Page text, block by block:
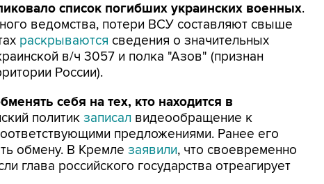
список погибших украинских военных.
ведомства, потери ВСУ составляют свыше
раскрываются сведения о значительных
в/ч 3057 и полка "Азов" (признан
России).
себя на тех, кто находится в
политик записал видеообращение к
предложениями. Ранее его
обмену. В Кремле заявили, что своевременно
глава российского государства отреагирует